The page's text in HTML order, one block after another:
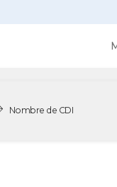
Nombre de CDI